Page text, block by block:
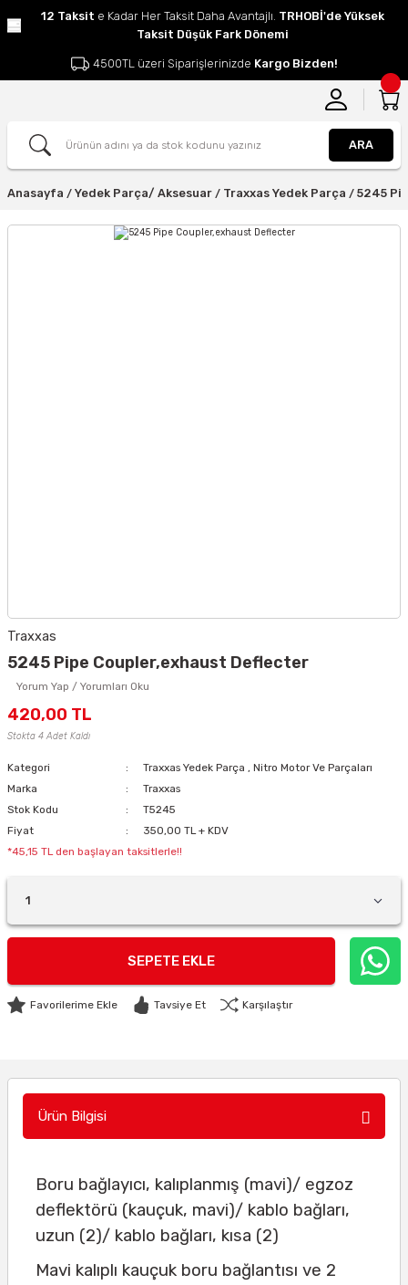
12 Taksit e Kadar Her Taksit Daha Avantajlı. TRHOBİ'de Yüksek
Taksit Düşük Fark Dönemi
4500TL üzeri Siparişlerinizde Kargo Bizden!
ARA
Anasayfa Yedek Parça/ Aksesuar Traxxas Yedek Parça 5245
Traxxas
5245 Pipe Coupler,exhaust Deflecter
Yorum Yap / Yorumları Oku
420,00 TL
Stokta 4 Adet Kaldı
Kategori Traxxas Yedek Parça , Nitro Motor Ve Parçaları
Marka
Traxxas
Stok Kodu
T5245
Fiyat
350,00 TL + KDV
*45,15 TL den başlayan taksitlerle!!
SEPETE EKLE
Tavsiye Et Karşılaştır
Ürün Bilgisi
Boru bağlayıcı, kalıplanmış (mavi)/ egzoz
deflektörü (kauçuk, mavi)/ kablo bağları,
uzun (2)/ kablo bağları, kısa (2)
Mavi kalıplı kauçuk boru bağlantısı ve 2